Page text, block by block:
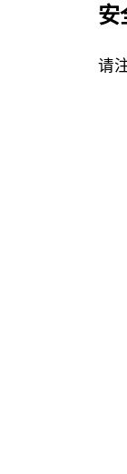
安
请